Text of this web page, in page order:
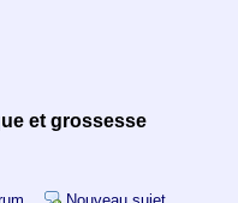
et grossesse